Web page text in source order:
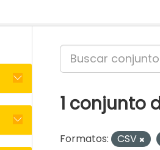
1 conjunto
Formatos: CSV